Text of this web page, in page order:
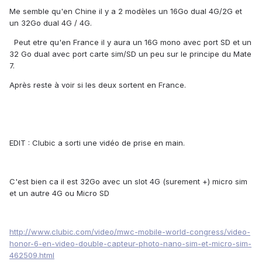
Me semble qu'en Chine il y a 2 modèles un 16Go dual 4G/2G et
un 32Go dual 4G / 4G.
Peut etre qu'en France il y aura un 16G mono avec port SD et un
32 Go dual avec port carte sim/SD un peu sur le principe du Mate
7.
Après reste à voir si les deux sortent en France.
EDIT : Clubic a sorti une vidéo de prise en main.
C'est bien ca il est 32Go avec un slot 4G (surement +) micro sim
et un autre 4G ou Micro SD
http://www.clubic.com/video/mwc-mobile-world-congress/video-
honor-6-en-video-double-capteur-photo-nano-sim-et-micro-sim-
462509.html